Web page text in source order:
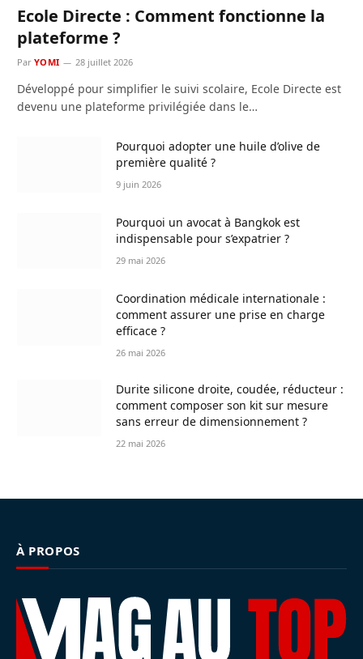
Ecole Directe : Comment fonctionne la
plateforme ?
Par YOMI 28 juillet 2026
Développé pour simplifier le suivi scolaire, Ecole Directe est
devenu une plateforme privilégiée dans le…
Pourquoi adopter une huile d’olive de
première qualité ?
9 juin 2026
Pourquoi un avocat à Bangkok est
indispensable pour s’expatrier ?
29 mai 2026
Coordination médicale internationale :
comment assurer une prise en charge
efficace ?
26 mai 2026
Durite silicone droite, coudée, réducteur :
comment composer son kit sur mesure
sans erreur de dimensionnement ?
22 mai 2026
À PROPOS